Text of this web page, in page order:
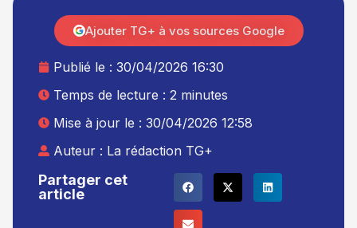
Partager cet
article
Publié le : 30/04/2026 16:30
Temps de lecture : 2 minutes
Mise à jour le : 30/04/2026 12:58
Auteur : La rédaction TG+
Ajouter TG+ à vos sources Google